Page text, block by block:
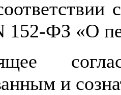
152-ФЗ «О
и